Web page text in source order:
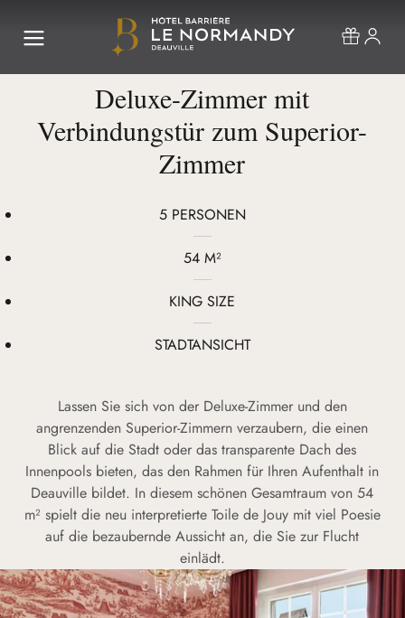
Deluxe-Zimmer mit
Verbindungstür zum Superior-
Zimmer
5 PERSONEN
54 M²
KING SIZE
STADTANSICHT
Lassen Sie sich von der Deluxe-Zimmer und den
angrenzenden Superior-Zimmern verzaubern, die einen
Blick auf die Stadt oder das transparente Dach des
Innenpools bieten, das den Rahmen für Ihren Aufenthalt in
Deauville bildet. In diesem schönen Gesamtraum von 54
m² spielt die neu interpretierte Toile de Jouy mit viel Poesie
auf die bezaubernde Aussicht an, die Sie zur Flucht
einlädt.